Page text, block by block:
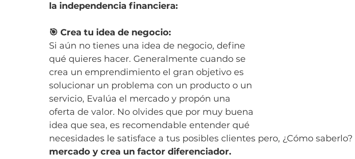
la independencia financiera:
🎯 Crea tu idea de negocio:
Si aún no tienes una idea de negocio, define
qué quieres hacer. Generalmente cuando se
crea un emprendimiento el gran objetivo es
solucionar un problema con un producto o un
servicio, Evalúa el mercado y propón una
oferta de valor. No olvides que por muy buena
idea que sea, es recomendable entender qué
necesidades le satisface a tus posibles clientes pero, ¿Cómo saberlo?
mercado y crea un factor diferenciador.